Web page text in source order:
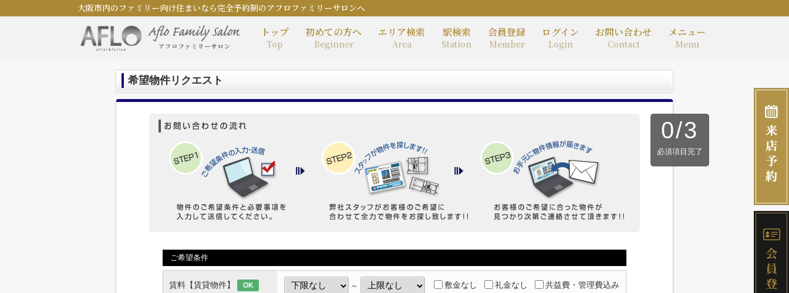
大阪市内のファミリー向け住まいなら完全予約制のアフロファミリーサロンへ
トップ
Top
初めての方へ
Beginner
エリア検索
Area
駅検索
Station
会員登録
Member
ログイン
Login
お問い合わせ
Contact
メニュー
Menu
希望物件リクエスト
0/3
必須項目完了
ご希望条件
賃料【賃貸物件】 OK ～ 敷金なし 礼金なし 共益費・管理費込み